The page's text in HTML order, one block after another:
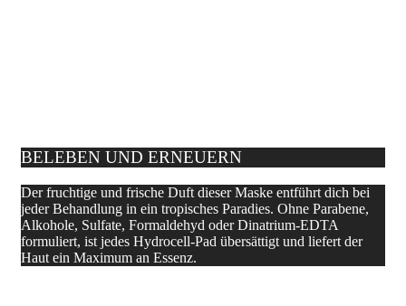
BELEBEN UND ERNEUERN
Der fruchtige und frische Duft dieser Maske entführt dich bei
jeder Behandlung in ein tropisches Paradies. Ohne Parabene,
Alkohole, Sulfate, Formaldehyd oder Dinatrium-EDTA
formuliert, ist jedes Hydrocell-Pad übersättigt und liefert der
Haut ein Maximum an Essenz.